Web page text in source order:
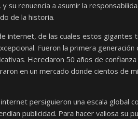
y su renuencia a asumir la
de la historia.
internet, de las cuales estos gigantes
Fueron la primera
Heredaron 50 años de
en un mercado donde cientos de
persiguieron una escala global
publicidad. Para hacer valiosa su